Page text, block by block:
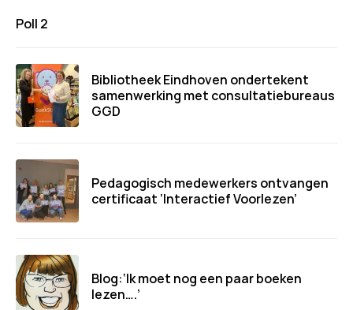
Poll 2
Bibliotheek Eindhoven ondertekent
samenwerking met consultatiebureaus
GGD
Pedagogisch medewerkers ontvangen
certificaat ‘Interactief Voorlezen’
Blog:‘Ik moet nog een paar boeken
lezen….’